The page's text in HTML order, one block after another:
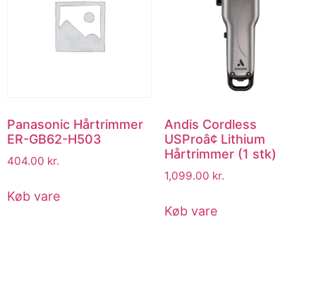
Panasonic Hårtrimmer
ER-GB62-H503
404.00 kr.
Køb vare
Andis Cordless
USProâ¢ Lithium
Hårtrimmer (1 stk)
1,099.00 kr.
Køb vare